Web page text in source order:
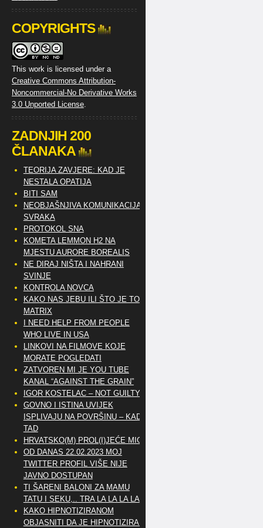
COPYRIGHTS
This work is licensed under a
Creative Commons Attribution-
Noncommercial-No Derivative Works
3.0 Unported License.
ZADNJIH 200
ČLANAKA
TEORIJA ZAVJERE: KAD JE
NESTALA OPATIJA
BITI SAM
NEOBJAŠNJIVA KOMUNIKACIJA
SVRAKA
PROTOKOL SNA
KOMETA LEMMON H2 NA
MJESTU AURORE BOREALIS
NE DIRAJ NIŠTA I NAHRANI
SVINJE
KONTROLA NOVCA
KAKO NAS JEBU ILI ŠTO JE TO
MATRIX
I NEED HELP FROM PEOPLE
WHO LIVE IN USA
LINKOVI NA FILMOVE KOJE
MORATE POGLEDATI
ZATVOREN MI JE YOU TUBE
KANAL “AGAINST THE GRAIN”
IGOR KOSTELAC – NOT GUILTY
GOVNO I ISTINA UVIJEK
ISPLIVAJU NA POVRŠINU – KAD
TAD
HRVATSKO(M) PROL(I)JEĆE MIG
OD DANAS 22.02.2023 MOJ
TWITTER PROFIL VIŠE NIJE
JAVNO DOSTUPAN
TI ŠARENI BALONI ZA MAMU
TATU I SEKU,.. TRA LA LA LA LA
KAKO HIPNOTIZIRANOM
OBJASNITI DA JE HIPNOTIZIRAN